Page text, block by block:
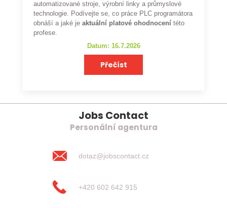
automatizované stroje, výrobní linky a průmyslové
technologie. Podívejte se, co práce PLC programátora
obnáší a jaké je aktuální platové ohodnocení této
profese.
Datum: 16.7.2026
Přečíst
Jobs Contact
Personální agentura
dotaz@jobscontact.cz
+420 602 642 915